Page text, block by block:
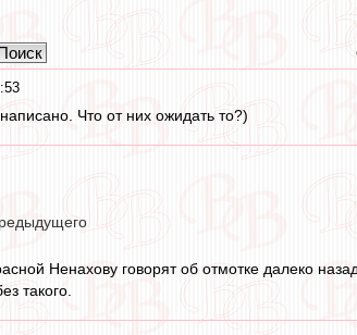
Что от них ожидать то?)
Ненахову говорят об отмотке далеко
такого.